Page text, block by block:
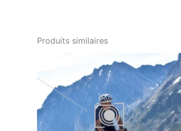
Produits similaires